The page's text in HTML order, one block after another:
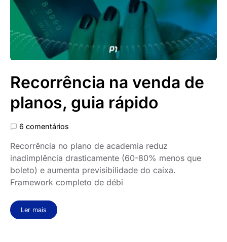
Recorrência na venda de
planos, guia rápido
6 comentários
Recorrência no plano de academia reduz
inadimplência drasticamente (60-80% menos que
boleto) e aumenta previsibilidade do caixa.
Framework completo de débi
Ler mais